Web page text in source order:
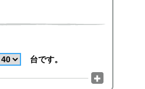
台です。